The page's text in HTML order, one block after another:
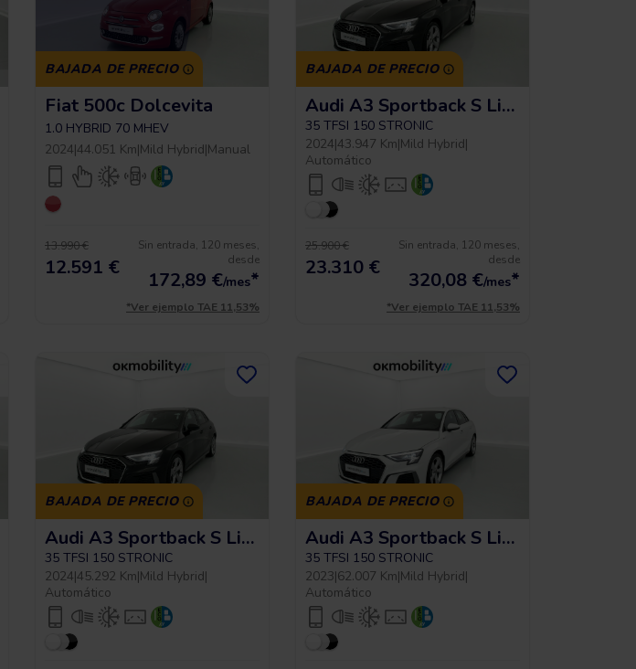
BAJADA DE PRECIO
Fiat 500c Dolcevita
1.0 HYBRID 70 MHEV
2024|44.051 Km|Mild Hybrid|Manual
13.990 €
12.591 €
Sin entrada, 120 meses,
desde
172,89 €/mes*
*Ver ejemplo TAE 11,53%
BAJADA DE PRECIO
Audi A3 Sportback S Line
35 TFSI 150 STRONIC
2024|43.947 Km|Mild Hybrid|
Automático
25.900 €
23.310 €
Sin entrada, 120 meses,
desde
320,08 €/mes*
*Ver ejemplo TAE 11,53%
BAJADA DE PRECIO
Audi A3 Sportback S Line
35 TFSI 150 STRONIC
2024|45.292 Km|Mild Hybrid|
Automático
BAJADA DE PRECIO
Audi A3 Sportback S Line
35 TFSI 150 STRONIC
2023|62.007 Km|Mild Hybrid|
Automático